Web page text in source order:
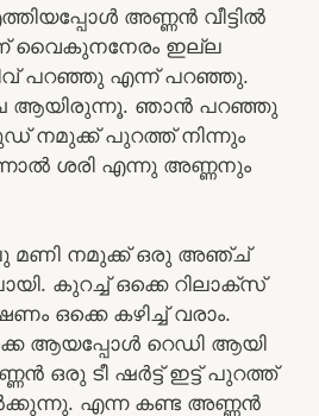
അണ്ണൻ വീട്ടിൽ
വൈകുനനേരം ഇല്ല
പറഞ്ഞു എന്ന് പറഞ്ഞു.
ആയിരുന്നൂ. ഞാൻ പറഞ്ഞു
നമുക്ക് പുറത്ത് നിന്നും
ശരി എന്നു അണ്ണനും
മണി നമുക്ക് ഒരു അഞ്ച്
കുറച്ച് ഒക്കെ റിലാക്സ്
ഒക്കെ കഴിച്ച് വരാം.
ആയപ്പോൾ റെഡി ആയി
ഒരു ടീ ഷർട്ട് ഇട്ട് പുറത്ത്
എന്ന കണ്ട അണ്ണൻ